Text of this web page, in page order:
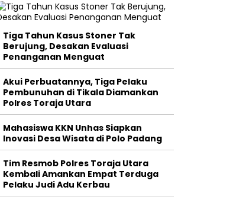
Tiga Tahun Kasus Stoner Tak
Berujung, Desakan Evaluasi
Penanganan Menguat
Akui Perbuatannya, Tiga Pelaku
Pembunuhan di Tikala Diamankan
Polres Toraja Utara
Mahasiswa KKN Unhas Siapkan
Inovasi Desa Wisata di Polo Padang
Tim Resmob Polres Toraja Utara
Kembali Amankan Empat Terduga
Pelaku Judi Adu Kerbau